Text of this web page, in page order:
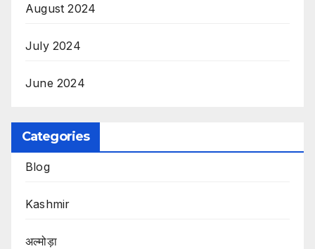
August 2024
July 2024
June 2024
Categories
Blog
Kashmir
अल्मोड़ा